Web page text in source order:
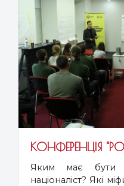
КОНФЕРЕНЦІЯ
Яким має бути
націоналіст? Які